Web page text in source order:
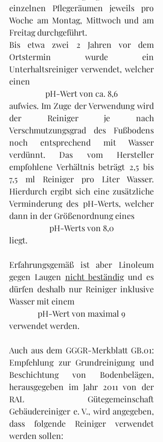
einzelnen Pflegeräumen jeweils pro
Woche am Montag, Mittwoch und am
Freitag durchgeführt.
Bis etwa zwei 2 Jahren vor dem
Ortstermin wurde ein
Unterhaltsreiniger verwendet, welcher
einen
pH-Wert von ca. 8,6
aufwies. Im Zuge der Verwendung wird
der Reiniger je nach
Verschmutzungsgrad des Fußbodens
noch entsprechend mit Wasser
verdünnt. Das vom Hersteller
empfohlene Verhältnis beträgt 2,5 bis
7,5 ml Reiniger pro Liter Wasser.
Hierdurch ergibt sich eine zusätzliche
Verminderung des pH-Werts, welcher
dann in der Größenordnung eines
pH-Werts von 8,0
liegt.
Erfahrungsgemäß ist aber Linoleum
gegen Laugen nicht beständig und es
dürfen deshalb nur Reiniger inklusive
Wasser mit einem
pH-Wert von maximal 9
verwendet werden.
Auch aus dem GGGR-Merkblatt GB.01:
Empfehlung zur Grundreinigung und
Beschichtung von Bodenbelägen,
herausgegeben im Jahr 2011 von der
RAL Gütegemeinschaft
Gebäudereiniger e. V., wird angegeben,
dass folgende Reiniger verwendet
werden sollen: